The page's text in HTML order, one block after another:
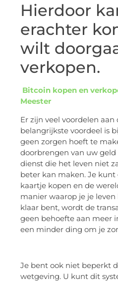
Hierdoor
erachter
wilt
verkopen.
Bitcoin kopen en
Meester
Er zijn veel voordelen
belangrijkste voordeel is
geen zorgen hoeft te
doorbrengen van uw
dienst die het leven niet
beter kan maken. Je
kaartje kopen en de
manier waarop je je
klaar bent, wordt de
geen behoefte aan meer
een minder ding om je
Je bent ook niet beperkt
wetgeving. U kunt dit